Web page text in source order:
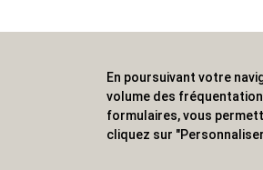
ALVS, fournisseur
En poursuivant votre
volume des
formulaires, vous
cliquez sur